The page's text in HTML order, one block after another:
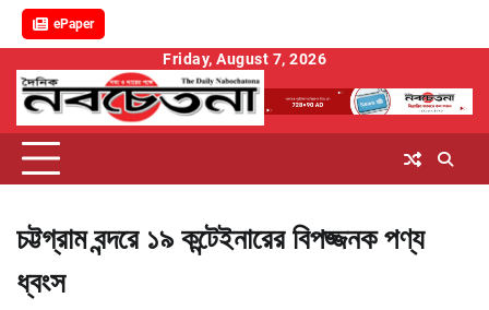
ePaper
content
Friday, August 7, 2026
চট্টগ্রাম বন্দরে ১৯ কন্টেইনারের বিপজ্জনক পণ্য
ধ্বংস